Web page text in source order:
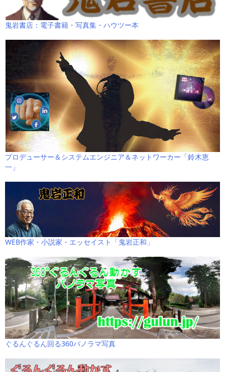
鬼岩書店：電子書籍・写真集・ハウツー本
プロデューサー＆システムエンジニア＆ネットワーカー「鈴木恵
一」
WEB作家・小説家・エッセイスト「鬼岩正和」
ぐるんぐるん回る360パノラマ写真